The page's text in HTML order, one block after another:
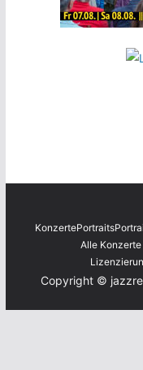
KonzertePortraits
Alle
Copyright ©